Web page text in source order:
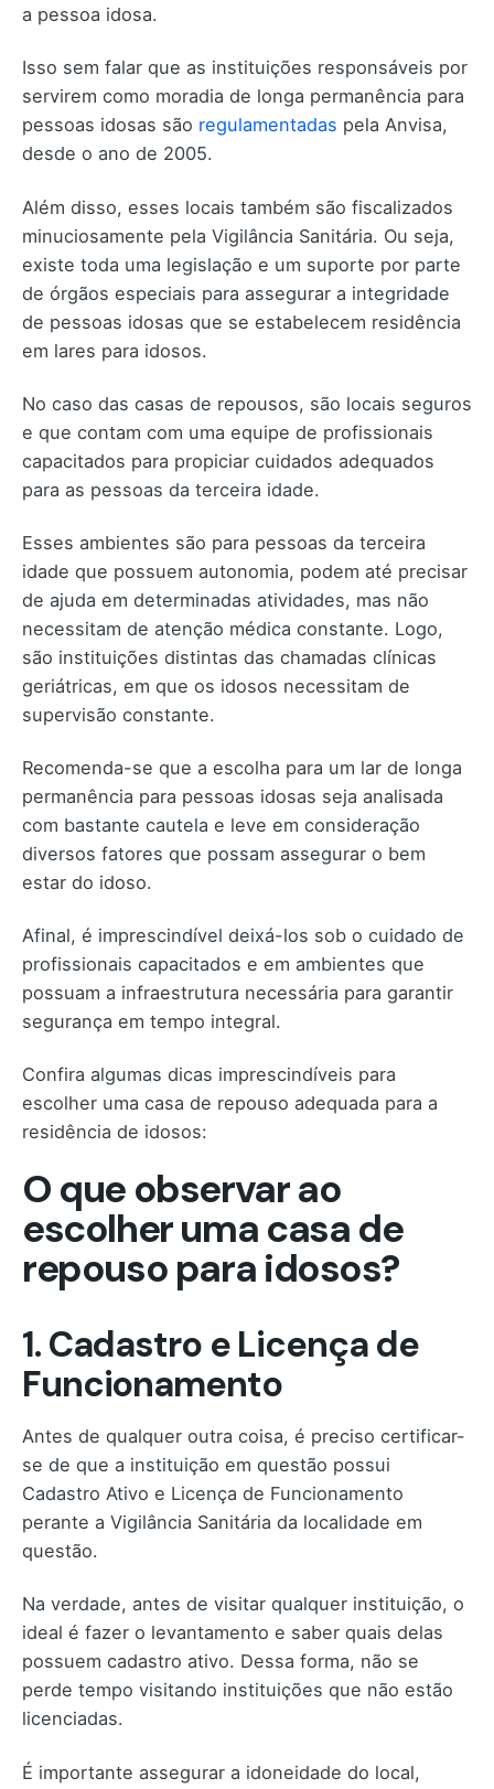
a pessoa idosa.
Isso sem falar que as instituições responsáveis por
servirem como moradia de longa permanência para
pessoas idosas são regulamentadas pela Anvisa,
desde o ano de 2005.
Além disso, esses locais também são fiscalizados
minuciosamente pela Vigilância Sanitária. Ou seja,
existe toda uma legislação e um suporte por parte
de órgãos especiais para assegurar a integridade
de pessoas idosas que se estabelecem residência
em lares para idosos.
No caso das casas de repousos, são locais seguros
e que contam com uma equipe de profissionais
capacitados para propiciar cuidados adequados
para as pessoas da terceira idade.
Esses ambientes são para pessoas da terceira
idade que possuem autonomia, podem até precisar
de ajuda em determinadas atividades, mas não
necessitam de atenção médica constante. Logo,
são instituições distintas das chamadas clínicas
geriátricas, em que os idosos necessitam de
supervisão constante.
Recomenda-se que a escolha para um lar de longa
permanência para pessoas idosas seja analisada
com bastante cautela e leve em consideração
diversos fatores que possam assegurar o bem
estar do idoso.
Afinal, é imprescindível deixá-los sob o cuidado de
profissionais capacitados e em ambientes que
possuam a infraestrutura necessária para garantir
segurança em tempo integral.
Confira algumas dicas imprescindíveis para
escolher uma casa de repouso adequada para a
residência de idosos:
O que observar ao
escolher uma casa de
repouso para idosos?
1. Cadastro e Licença de
Funcionamento
Antes de qualquer outra coisa, é preciso certificar-
se de que a instituição em questão possui
Cadastro Ativo e Licença de Funcionamento
perante a Vigilância Sanitária da localidade em
questão.
Na verdade, antes de visitar qualquer instituição, o
ideal é fazer o levantamento e saber quais delas
possuem cadastro ativo. Dessa forma, não se
perde tempo visitando instituições que não estão
licenciadas.
É importante assegurar a idoneidade do local,